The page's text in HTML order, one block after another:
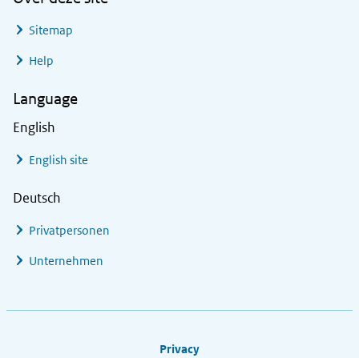
Sitemap
Help
Language
English
English site
Deutsch
Privatpersonen
Unternehmen
Privacy